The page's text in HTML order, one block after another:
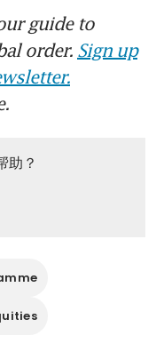
guide to
order. Sign up
助？